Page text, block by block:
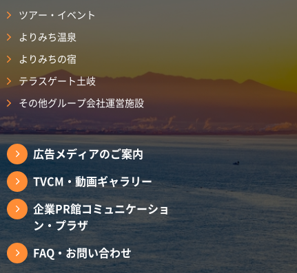
ツアー・イベント
よりみち温泉
よりみちの宿
テラスゲート土岐
その他グループ会社運営施設
広告メディアのご案内
TVCM・動画ギャラリー
企業PR館コミュニケーショ
ン・プラザ
FAQ・お問い合わせ